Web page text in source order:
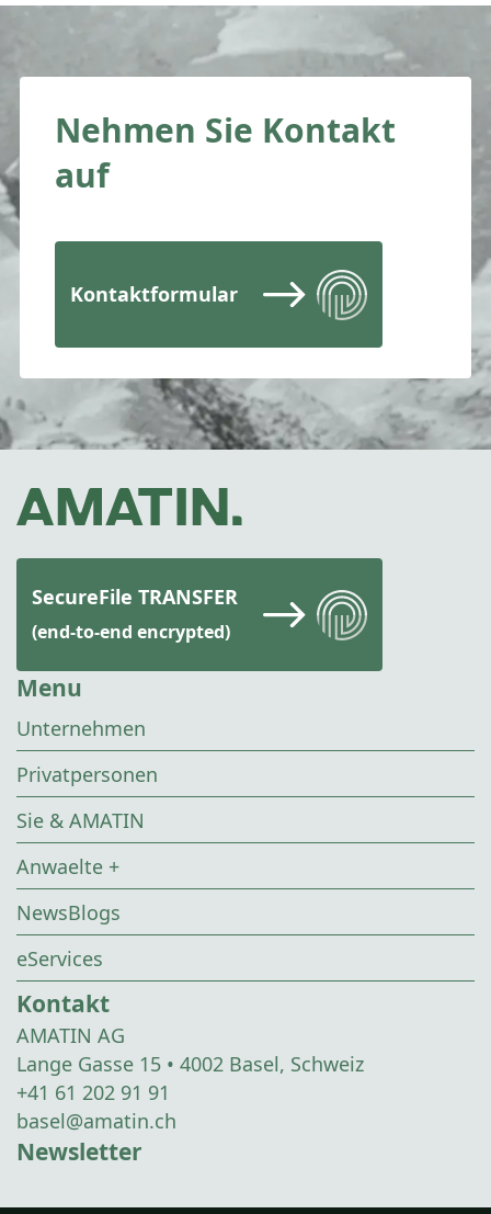
Nehmen Sie Kontakt
auf
Kontaktformular
SecureFile TRANSFER
(end-to-end encrypted)
Menu
Unternehmen
Privatpersonen
Sie & AMATIN
Anwaelte +
NewsBlogs
eServices
Kontakt
AMATIN AG
Lange Gasse 15 • 4002 Basel, Schweiz
+41 61 202 91 91
basel@amatin.ch
Newsletter